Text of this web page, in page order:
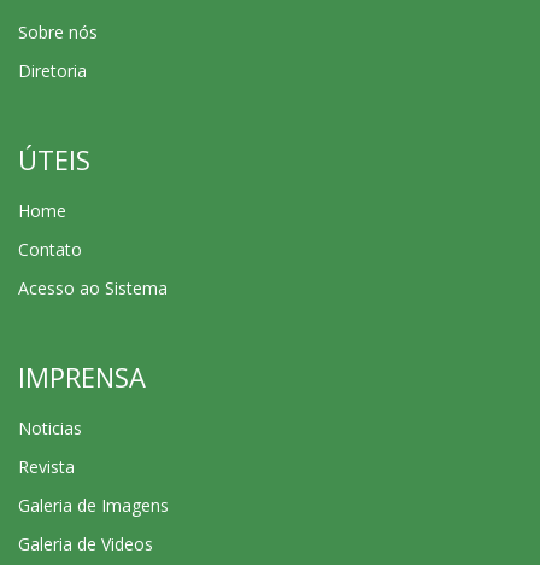
Sobre nós
Diretoria
ÚTEIS
Home
Contato
Acesso ao Sistema
IMPRENSA
Noticias
Revista
Galeria de Imagens
Galeria de Videos